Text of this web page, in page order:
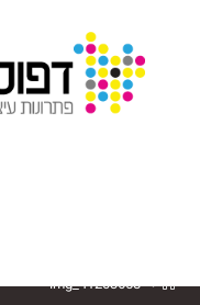
>
img_41203658